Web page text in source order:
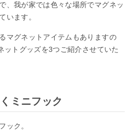
、我が家では色々な場所でマグネッ
います。
マグネットアイテムもありますの
ットグッズを3つご紹介させていた
ミニフック
ック。